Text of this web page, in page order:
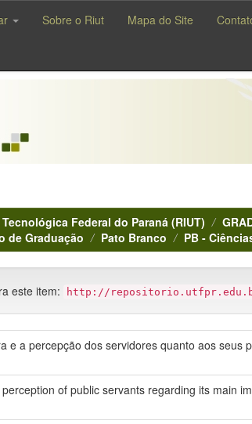
Sobre o Riut Mapa do Site
Federal do Paraná (RIUT)
de Graduação
Pato Branco PB -
este item: http://
e a percepção dos servidores quanto aos
of public servants regarding its main